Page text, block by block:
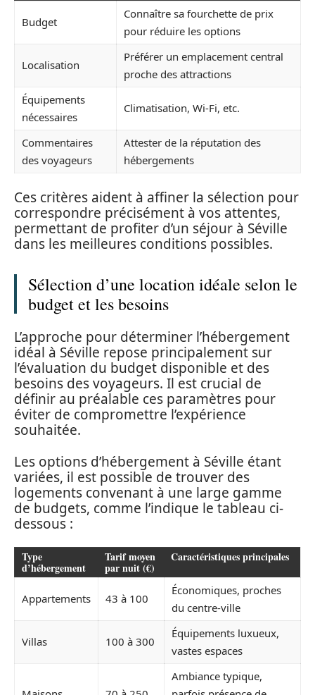
Budget
Connaître sa fourchette de prix
pour réduire les options
Localisation
Préférer un emplacement central
proche des attractions
Équipements
nécessaires
Climatisation, Wi-Fi, etc.
Commentaires
des voyageurs
Attester de la réputation des
hébergements
Ces critères aident à affiner la sélection pour
correspondre précisément à vos attentes,
permettant de profiter d’un séjour à Séville
dans les meilleures conditions possibles.
Sélection d’une location idéale selon le
budget et les besoins
L’approche pour déterminer l’hébergement
idéal à Séville repose principalement sur
l’évaluation du budget disponible et des
besoins des voyageurs. Il est crucial de
définir au préalable ces paramètres pour
éviter de compromettre l’expérience
souhaitée.
Les options d’hébergement à Séville étant
variées, il est possible de trouver des
logements convenant à une large gamme
de budgets, comme l’indique le tableau ci-
dessous :
Type
d’hébergement
Tarif moyen
par nuit (€)
Caractéristiques principales
Appartements 43 à 100
Économiques, proches
du centre-ville
Villas 100 à 300
Équipements luxueux,
vastes espaces
Ambiance typique,